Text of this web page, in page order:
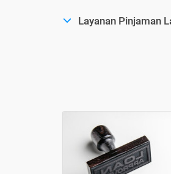
Layanan Pinjaman